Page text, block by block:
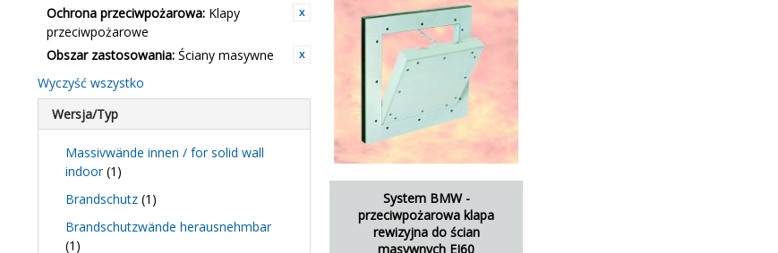
Ochrona przeciwpożarowa: Klapy
przeciwpożarowe
Obszar zastosowania: Ściany masywne
Wyczyść wszystko
Wersja/Typ
Massivwände innen / for solid wall
indoor(1)
Brandschutz (1)
Brandschutzwände herausnehmbar
(1)
System BMW -
przeciwpożarowa klapa
rewizyjna do ścian
masywnych EI60